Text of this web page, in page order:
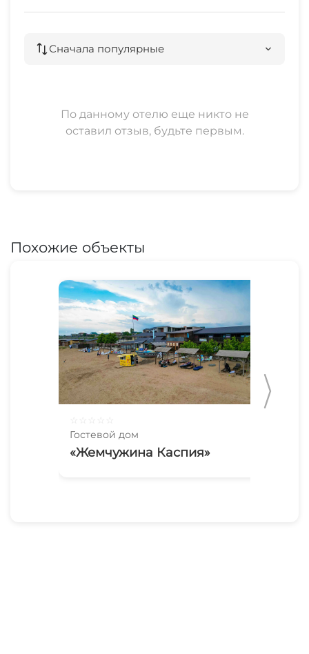
Сначала популярные
По данному отелю еще никто не
оставил отзыв, будьте первым.
Похожие объекты
Гостевой дом
«Жемчужина Каспия»